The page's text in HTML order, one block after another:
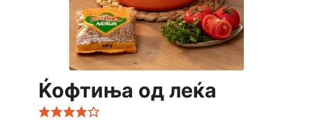
Ќофтиња од леќа